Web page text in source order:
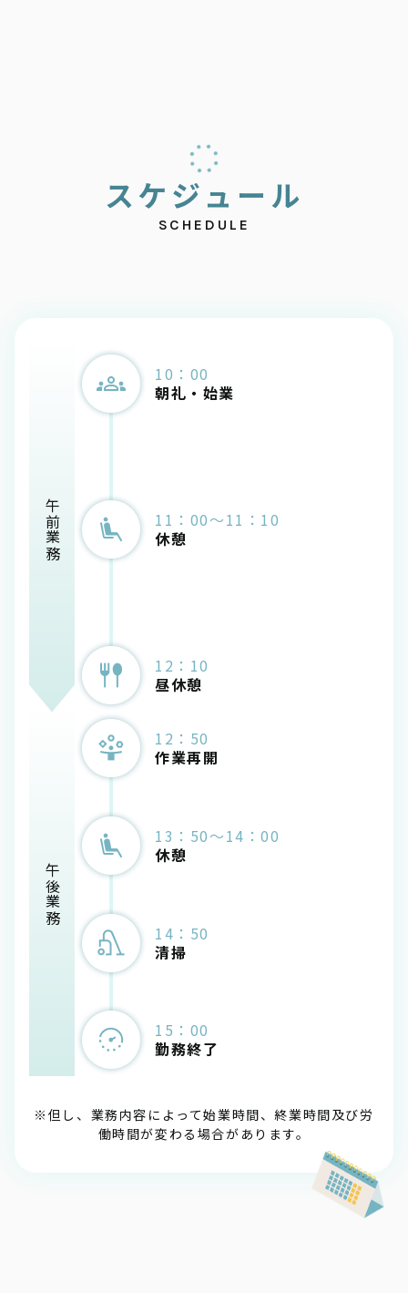
スケジュ ール
SCHEDULE
午前業務
10：00
朝礼・始業
11：00～11：10
休憩
12：10
昼休憩
午後業務
12：50
作業再開
13：50～14：00
休憩
14：50
清掃
15：00
勤務終了
※但し、業務内容によって始業時間、終業時間及び労
働時間が変わる場合があります。